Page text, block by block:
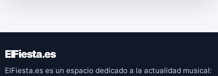
ElFiesta.es
ElFiesta.es es un espacio dedicado a la actualidad musical: